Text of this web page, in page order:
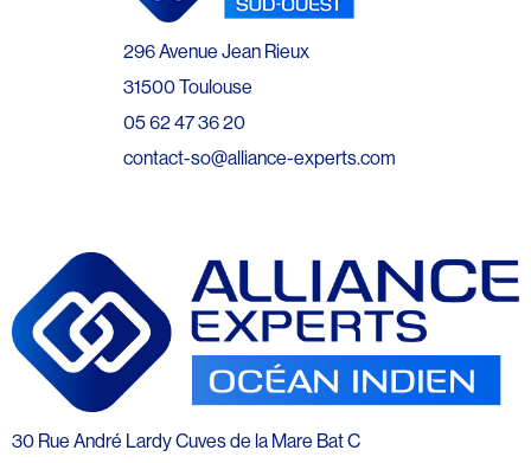
296 Avenue Jean Rieux
31500 Toulouse
05 62 47 36 20
contact-so@alliance-experts.com
30 Rue André Lardy Cuves de la Mare Bat C